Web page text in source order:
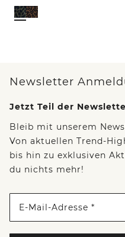
Newsletter
Jetzt Teil der
Bleib mit unserem
Von aktuellen Trend-
bis hin zu exklusiven
du nichts mehr!
E-Mail-Adresse *